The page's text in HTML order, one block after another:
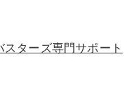
ターズ専門サポート